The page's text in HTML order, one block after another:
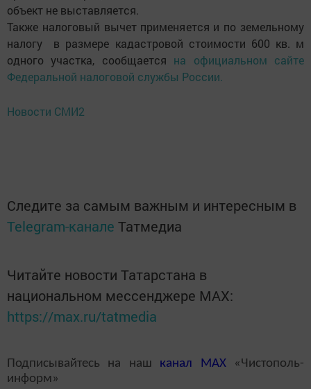
объект не выставляется.
Также налоговый вычет применяется и по земельному
налогу в размере кадастровой стоимости 600 кв. м
одного участка, сообщается на официальном сайте
Федеральной налоговой службы России.
Новости СМИ2
Следите за самым важным и интересным в
Telegram-канале Татмедиа
Читайте новости Татарстана в
национальном мессенджере MАХ:
https://max.ru/tatmedia
Подписывайтесь на наш канал MAX«Чистополь-
информ»